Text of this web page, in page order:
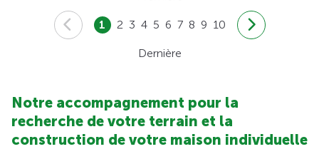
1 2 3 4 5 6 7 8 9 10
Dernière
Notre accompagnement pour la
recherche de votre terrain et la
construction de votre maison individuelle